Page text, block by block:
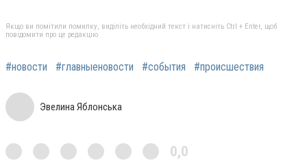
Якщо ви помітили помилку, виділіть необхідний текст і натисніть Ctrl + Enter, щоб
повідомити про це редакцію
#новости #главныеновости #события #происшествия
Эвелина Яблонська
0,0